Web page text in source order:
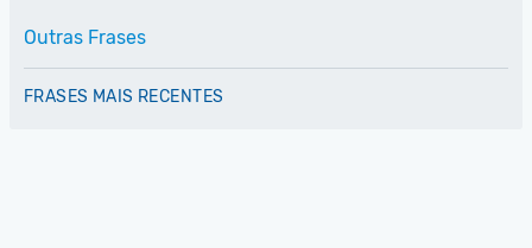
Outras Frases
FRASES MAIS RECENTES